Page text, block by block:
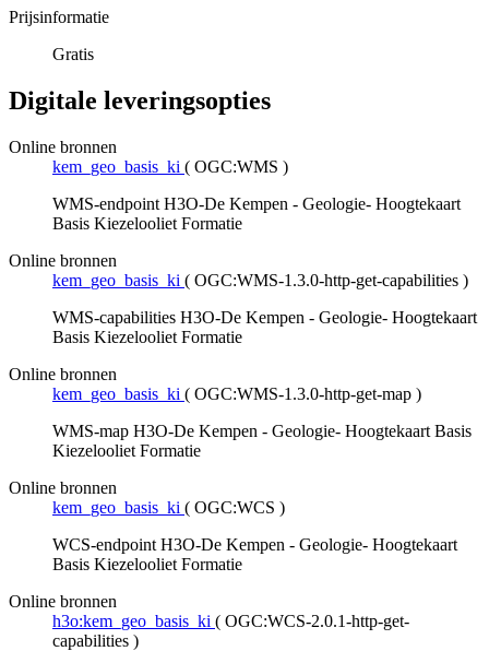
Prijsinformatie
Gratis
Digitale leveringsopties
Online bronnen
kem_geo_basis_ki ( OGC:WMS )
WMS-endpoint H3O-De Kempen - Geologie- Hoogtekaart
Basis Kiezelooliet Formatie
Online bronnen
kem_geo_basis_ki ( OGC:WMS-1.3.0-http-get-capabilities )
WMS-capabilities H3O-De Kempen - Geologie- Hoogtekaart
Basis Kiezelooliet Formatie
Online bronnen
kem_geo_basis_ki ( OGC:WMS-1.3.0-http-get-map )
WMS-map H3O-De Kempen - Geologie- Hoogtekaart Basis
Kiezelooliet Formatie
Online bronnen
kem_geo_basis_ki ( OGC:WCS )
WCS-endpoint H3O-De Kempen - Geologie- Hoogtekaart
Basis Kiezelooliet Formatie
Online bronnen
h3o:kem_geo_basis_ki ( OGC:WCS-2.0.1-http-get-
capabilities )